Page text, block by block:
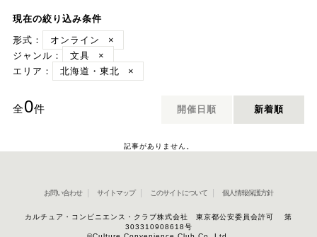
現在の絞り込み条件
形式：
オンライン
×
ジャンル：
文具
×
エリア：
北海道・東北 ×
全0件 開催日順 新着順
記事がありません。
お問い合わせ サイトマップ このサイトについて 個人情報保護方針
カルチュア・コンビニエンス・クラブ株式会社 東京都公安委員会許可 第
303310908618号